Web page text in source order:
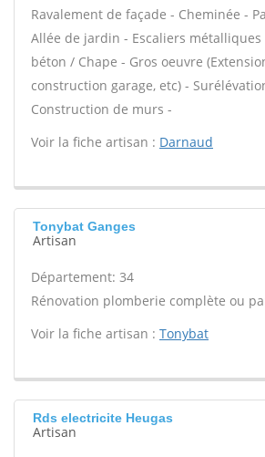
Ravalement de façade - Cheminée -
Allée de jardin - Escaliers métalliques
béton / Chape - Gros oeuvre
construction garage, etc) -
Construction de murs -
Voir la fiche artisan : Darnaud
Tonybat Ganges
Artisan
Département: 34
Rénovation plomberie complète ou
Voir la fiche artisan : Tonybat
Rds electricite Heugas
Artisan